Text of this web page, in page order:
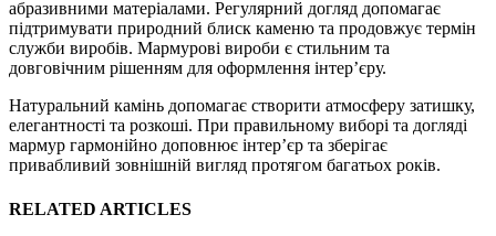
абразивними матеріалами. Регулярний догляд допомагає
підтримувати природний блиск каменю та продовжує термін
служби виробів. Мармурові вироби є стильним та
довговічним рішенням для оформлення інтер’єру.
Натуральний камінь допомагає створити атмосферу затишку,
елегантності та розкоші. При правильному виборі та догляді
мармур гармонійно доповнює інтер’єр та зберігає
привабливий зовнішній вигляд протягом багатьох років.
RELATED ARTICLES